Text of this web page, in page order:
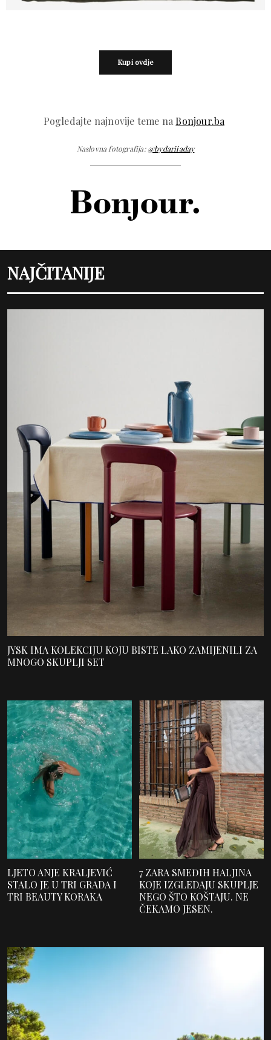
Kupi ovdje
Pogledajte najnovije teme naBonjour.ba
Naslovna fotografija:@bydariiaday
NAJČITANIJE
JYSK IMA KOLEKCIJU KOJU BISTE LAKO ZAMIJENILI ZA
MNOGO SKUPLJI SET
LJETO ANJE KRALJEVIĆ
STALO JE U TRI GRADA I
TRI BEAUTY KORAKA
7 ZARA SMEĐIH HALJINA
KOJE IZGLEDAJU SKUPLJE
NEGO ŠTO KOŠTAJU. NE
ČEKAMO JESEN.